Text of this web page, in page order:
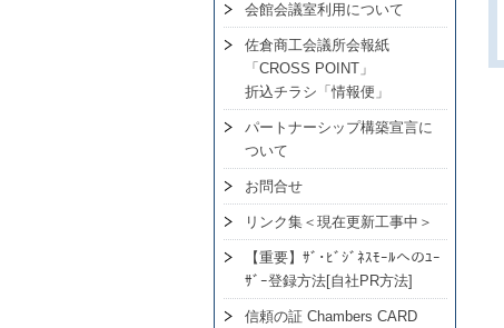
会館会議室利用について
佐倉商工会議所会報紙
「CROSS POINT」
折込チラシ「情報便」
パートナーシップ構築宣言に
ついて
お問合せ
リンク集＜現在更新工事中＞
【重要】ｻﾞ･ﾋﾞｼﾞﾈｽﾓｰﾙへのﾕｰ
ｻﾞｰ登録方法[自社PR方法]
信頼の証 Chambers CARD